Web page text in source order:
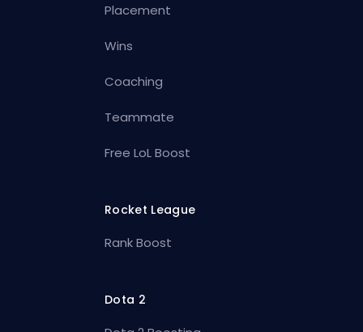
Placement
Wins
Coaching
Teammate
Free LoL Boost
Rocket League
Rank Boost
Dota 2